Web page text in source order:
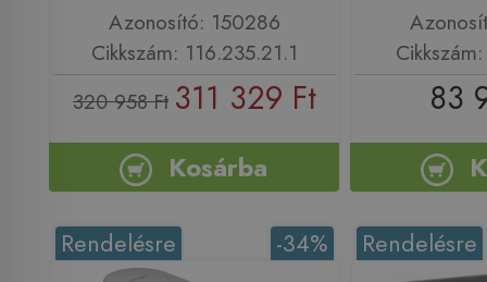
Azonosító: 150286
Cikkszám: 116.235.21.1
320 958 Ft 311 329 Ft
Kosárba
83
-34%
Rendelésre Rendelésre